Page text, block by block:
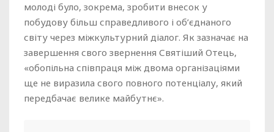
молоді було, зокрема, зробити внесок у
побудову більш справедливого і об’єднаного
світу через міжкультурний діалог. Як зазначає на
завершення свого звернення Святіший Отець,
«обопільна співпраця між двома організаціями
ще не виразила свого повного потенціалу, який
передбачає велике майбутнє».